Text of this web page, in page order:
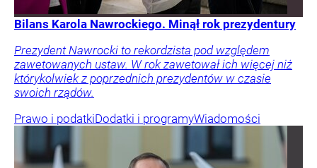
Bilans Karola Nawrockiego. Minął rok prezydentury
Prezydent Nawrocki to rekordzista pod względem
zawetowanych ustaw. W rok zawetował ich więcej niż
którykolwiek z poprzednich prezydentów w czasie
swoich rządów.
Prawo i podatkiDodatki i programyWiadomości